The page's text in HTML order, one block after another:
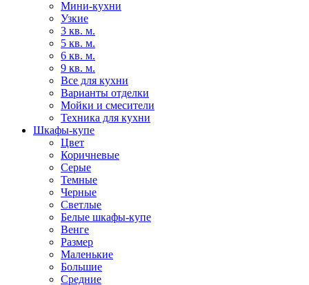
Мини-кухни
Узкие
3 кв. м.
5 кв. м.
6 кв. м.
9 кв. м.
Все для кухни
Варианты отделки
Мойки и смесители
Техника для кухни
Шкафы-купе
Цвет
Коричневые
Серые
Темные
Черные
Светлые
Белые шкафы-купе
Венге
Размер
Маленькие
Большие
Средние